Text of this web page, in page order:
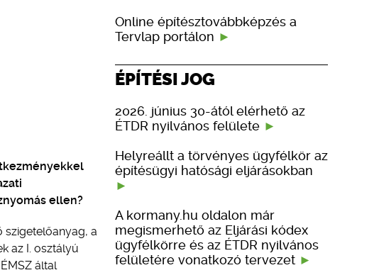
ellen?
szigetelőanyag, a
az I. osztályú
által
Online építésztovábbképzés a
Tervlap portálon
ÉPÍTÉSI JOG
2026. június 30-ától elérhető az
ÉTDR nyilvános felülete
Helyreállt a törvényes ügyfélkör az
építésügyi hatósági eljárásokban
A kormany.hu oldalon már
megismerhető az Eljárási kódex
ügyfélkörre és az ÉTDR nyilvános
felületére vonatkozó tervezet